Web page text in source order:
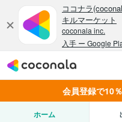
会員登録で10
ホーム